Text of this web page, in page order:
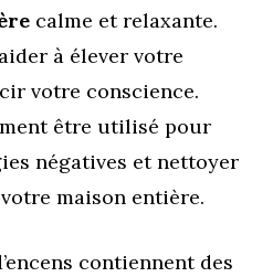
calme et relaxante.
à élever votre
votre conscience.
être utilisé pour
négatives et nettoyer
maison entière.
contiennent des